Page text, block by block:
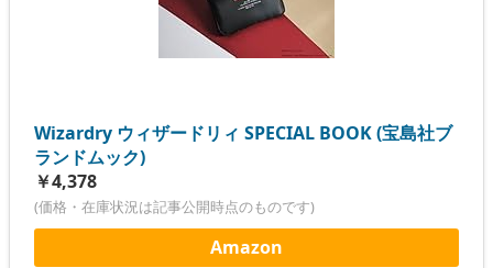
Wizardry ウィザードリィ SPECIAL BOOK (宝島社ブ
ランドムック)
￥4,378
(価格・在庫状況は記事公開時点のものです)
Amazon